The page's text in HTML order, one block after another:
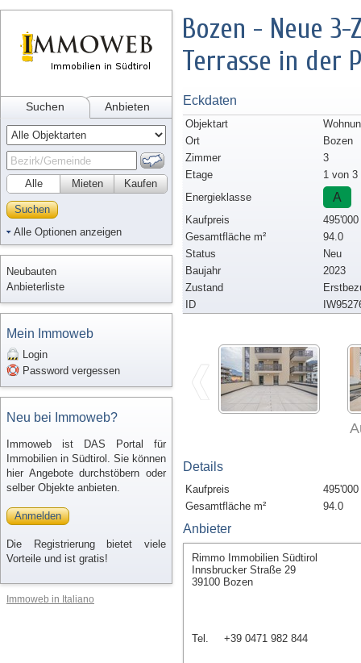
Suchen Anbieten
Alle Kaufen
Mieten
Suchen
Alle Optionen anzeigen
Neubauten
Anbieterliste
Mein Immoweb
Login
Password vergessen
Neu bei Immoweb?
Immoweb ist DAS Portal für
Immobilien in Südtirol. Sie können
hier Angebote durchstöbern oder
selber Objekte anbieten.
Anmelden
Die Registrierung bietet viele
Vorteile und ist gratis!
Immoweb in Italiano
Bozen - Neue
Terrasse in der
Eckdaten
Objektart
Ort
Bozen
Zimmer
3
Etage
1 von 3
Energieklasse
A
Kaufpreis
495'000
Gesamtfläche m²
94.0
Status
Neu
Baujahr
2023
Zustand
ID
Details
Kaufpreis
495'000
Gesamtfläche m²
94.0
Anbieter
Rimmo Immobilien Südtirol
Innsbrucker Straße 29
39100 Bozen
Tel. +39 0471 982 844